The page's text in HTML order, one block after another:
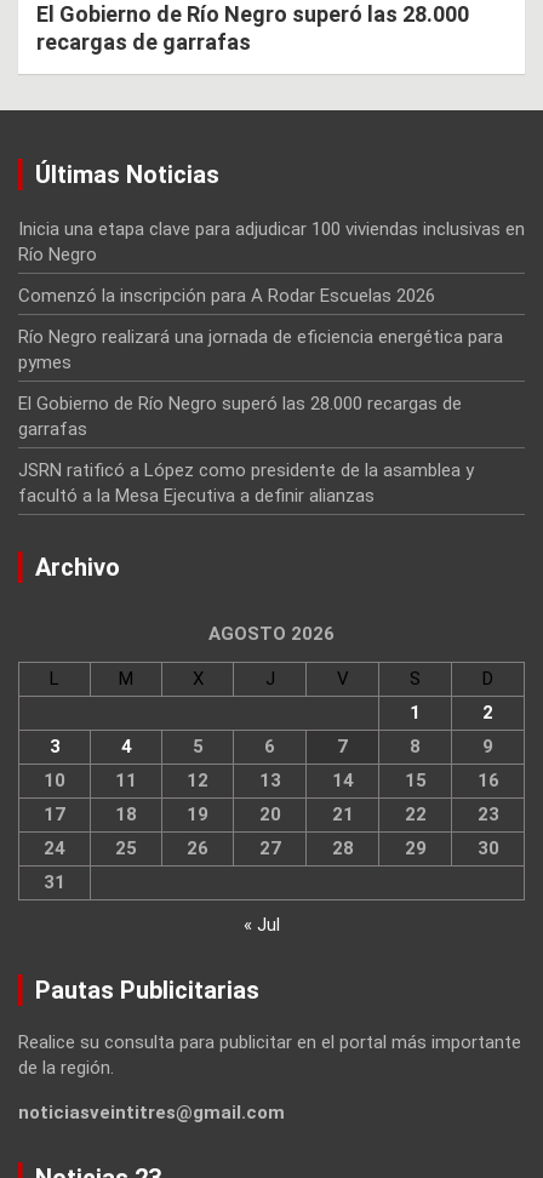
El Gobierno de Río Negro superó las 28.000
recargas de garrafas
Últimas Noticias
Inicia una etapa clave para adjudicar 100 viviendas inclusivas en
Río Negro
Comenzó la inscripción para A Rodar Escuelas 2026
Río Negro realizará una jornada de eficiencia energética para
pymes
El Gobierno de Río Negro superó las 28.000 recargas de
garrafas
JSRN ratificó a López como presidente de la asamblea y
facultó a la Mesa Ejecutiva a definir alianzas
Archivo
AGOSTO 2026
L M X J V S
D
1
2
3
4 5 6 7 8
9
10
11 12 13 14 15
16
17
18 19 20 21 22
23
24
25 26 27 28 29
30
31
« Jul
Pautas Publicitarias
Realice su consulta para publicitar en el portal más importante
de la región.
noticiasveintitres@gmail.com